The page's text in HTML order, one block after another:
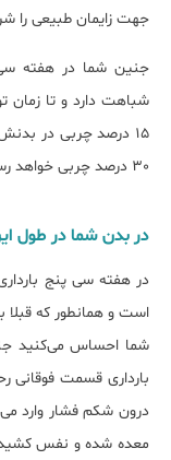
جهت زایمان طبیعی را
جنین شما در هفته سی
شباهت دارد و تا
15 درصد چربی در
30 درصد چربی خواهد رسید.
در بدن شما در طول
است و همانطور که قبلا
شما احساس می‌کنید
بارداری قسمت فوقانی
درون شکم فشار وارد
معده شده و نفس